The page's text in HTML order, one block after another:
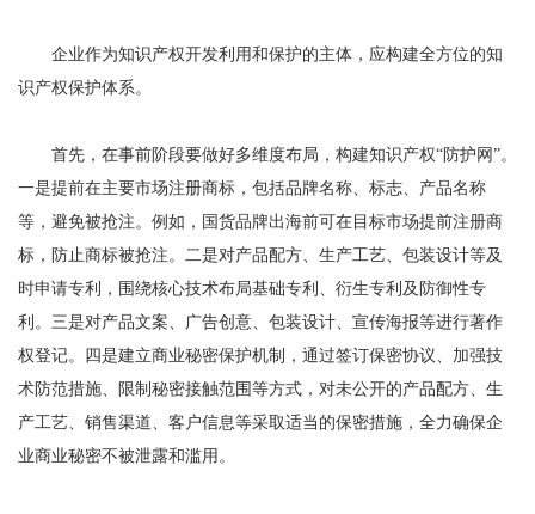
企业作为知识产权开发利用和保护的主体，应构建全方位的知
识产权保护体系。
首先，在事前阶段要做好多维度布局，构建知识产权“防护网”。
一是提前在主要市场注册商标，包括品牌名称、标志、产品名称
等，避免被抢注。例如，国货品牌出海前可在目标市场提前注册商
标，防止商标被抢注。二是对产品配方、生产工艺、包装设计等及
时申请专利，围绕核心技术布局基础专利、衍生专利及防御性专
利。三是对产品文案、广告创意、包装设计、宣传海报等进行著作
权登记。四是建立商业秘密保护机制，通过签订保密协议、加强技
术防范措施、限制秘密接触范围等方式，对未公开的产品配方、生
产工艺、销售渠道、客户信息等采取适当的保密措施，全力确保企
业商业秘密不被泄露和滥用。